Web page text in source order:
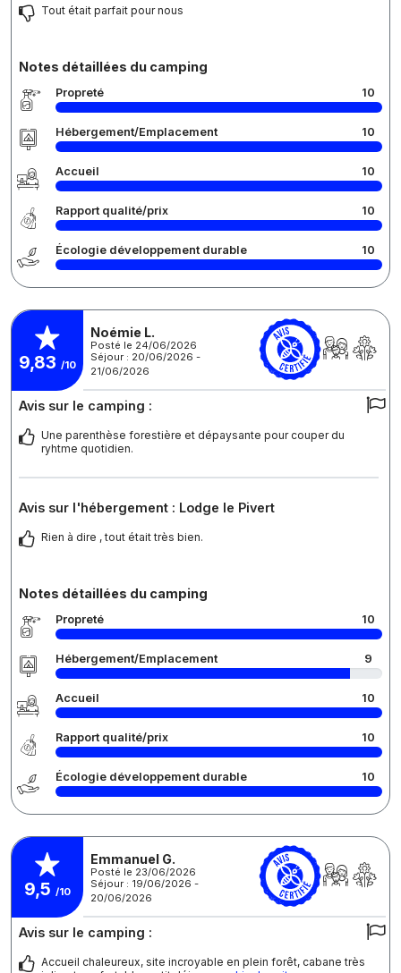
Tout était parfait pour nous
Notes détaillées du camping
Propreté 10
Hébergement/Emplacement 10
Accueil 10
Rapport qualité/prix 10
Écologie développement durable 10
9,83 /10
Noémie L.
Posté le 24/06/2026
Séjour : 20/06/2026 -
21/06/2026
Avis sur le camping :
Une parenthèse forestière et dépaysante pour couper du
ryhtme quotidien.
Avis sur l'hébergement : Lodge le Pivert
Rien à dire , tout était très bien.
Notes détaillées du camping
Propreté 10
Hébergement/Emplacement 9
Accueil 10
Rapport qualité/prix 10
Écologie développement durable 10
9,5 /10
Emmanuel G.
Posté le 23/06/2026
Séjour : 19/06/2026 -
20/06/2026
Avis sur le camping :
Accueil chaleureux, site incroyable en plein forêt, cabane très